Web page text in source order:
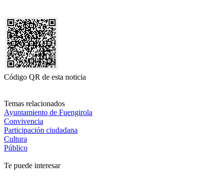
Código QR de esta noticia
Temas relacionados
Ayuntamiento de Fuengirola
Convivencia
Participación ciudadana
Cultura
Público
Te puede interesar